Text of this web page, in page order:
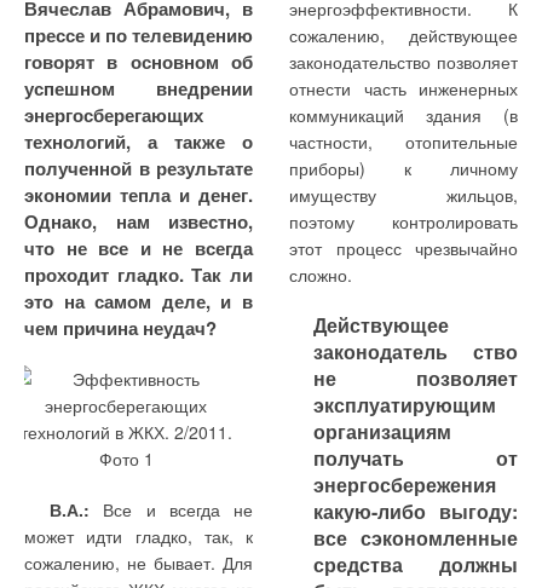
Вячеслав Абрамович, в
прессе и по телевидению
говорят в основном об
успешном внедрении
энергосберегающих
технологий, а также о
полученной в результате
экономии тепла и денег.
Однако, нам известно,
что не все и не всегда
проходит гладко. Так ли
это на самом деле, и в
чем причина неудач?
В.А.: Все и всегда не
может идти гладко, так, к
сожалению, не бывает. Для
энергоэффективности. К
сожалению, действующее
законодательство позволяет
отнести часть инженерных
коммуникаций здания (в
частности, отопительные
приборы) к личному
имуществу жильцов,
поэтому контролировать
этот процесс чрезвычайно
сложно.
Действующее
законодатель ство
не позволяет
эксплуатирующим
организациям
получать от
энергосбережения
какую-либо выгоду:
все сэкономленные
средства должны
Энергосбережение и реформа ЖКХ
Энергоэффективность общественных зданий
KSB в каждом городе
СОК №1 | 2011
Рубрика Тэги Автор
Концерн KSB (Германия) — производитель
насосов и арматуры для различных отраслей
промышленности и коммунального хозяйства —
является одним из мировых лидеров в своем
сегменте. Производственная программа концерна
включает в себя центробежные насосы,
трубопроводную арматуру и средства
так и модулируемых
отслеживание
положения дроссельных
заслонок и
исполнительных
механизмов горелок
посредством реостатных
датчиков;
подключение к системе
распространенных типов
датчиков, что делает
возможным обеспечить
защиту котлов и
оборудования по всем
параметрам согласно
существующей
нормативной
технологической
сигнализации (детекторы
содержания CO и CH4) и
вспомогательной
автоматики
(пожароохранная
автоматика котельной),
значительно упростить
релейные схемы
автоматизации;
подключение
периферийных устройств
(тепловычислителей,
расходомеров, газовых
корректоров и т.д.),
имеющих
соответствующие
цифровые интерфейсы,